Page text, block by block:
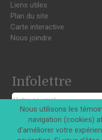
Liens utiles
Plan du site
Carte interactive
Nous joindre
Infolettre
S'INSCRIRE
Nous utilisons les
navigation (cookies)
d'améliorer votre